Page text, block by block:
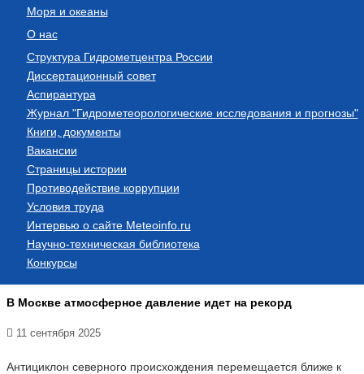
Моря и океаны
О нас
Структура Гидрометцентра России
Диссертационный совет
Аспирантура
Журнал "Гидрометеорологические исследования и прогнозы"
Книги, документы
Вакансии
Страницы истории
Противодействие коррупции
Условия труда
Интервью о сайте Meteoinfo.ru
Научно-техническая библиотека
Конкурсы
В Москве атмосферное давление идет на рекорд
11 сентября 2025
Антициклон северного происхождения перемещается ближе к